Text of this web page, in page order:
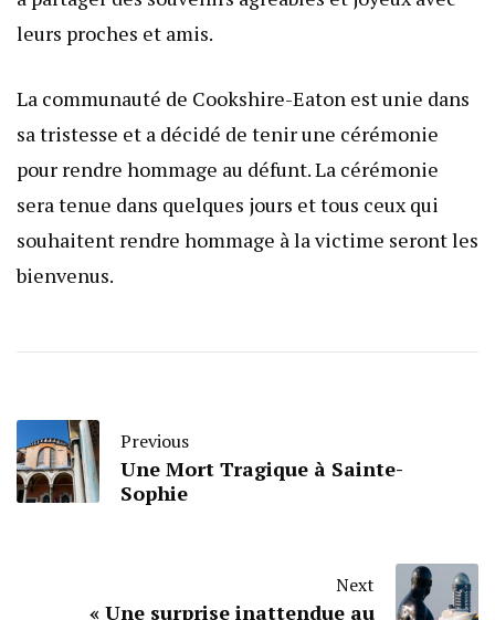
leurs proches et amis.
La communauté de Cookshire-Eaton est unie dans
sa tristesse et a décidé de tenir une cérémonie
pour rendre hommage au défunt. La cérémonie
sera tenue dans quelques jours et tous ceux qui
souhaitent rendre hommage à la victime seront les
bienvenus.
Previous
Une Mort Tragique à Sainte-
Sophie
Next
« Une surprise inattendue au